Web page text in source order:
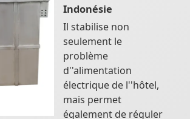
Indonésie
Il stabilise non
seulement le
problème
d''alimentation
électrique de l''hôtel,
mais permet
également de réguler